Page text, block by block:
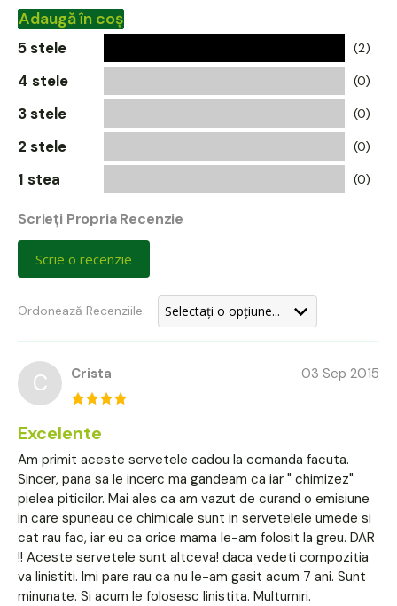
Adaugă în coș
5 stele (2)
4 stele (0)
3 stele (0)
2 stele (0)
1 stea (0)
Scrieți Propria Recenzie
Scrie o recenzie
Ordonează Recenziile:
C Crista 03 Sep 2015
Excelente
Am primit aceste servetele cadou la comanda facuta.
Sincer, pana sa le incerc ma gandeam ca iar " chimizez"
pielea piticilor. Mai ales ca am vazut de curand o emisiune
in care spuneau ce chimicale sunt in servetelele umede si
cat rau fac, iar eu ca orice mama le-am folosit la greu. DAR
!! Aceste servetele sunt altceva! daca vedeti compozitia
va linistiti. Imi pare rau ca nu le-am gasit acum 7 ani. Sunt
minunate. Si acum le folosesc linistita. Multumiri.